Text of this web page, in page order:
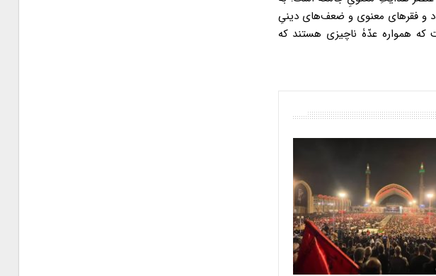
و فقرهای معنوی و ضعف‌های دینیِ
که همواره عدّۀ ناچیزی هستند که